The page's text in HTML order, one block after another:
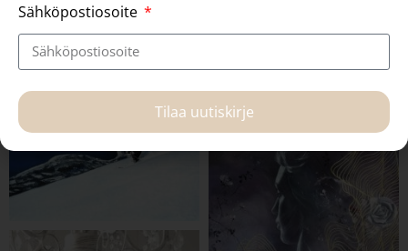
Sähköpostiosoite
Tilaa uutiskirje